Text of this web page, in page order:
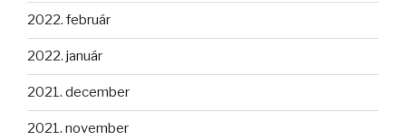
2022. február
2022. január
2021. december
2021. november